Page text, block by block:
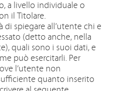
a livello individuale o
il Titolare.
di spiegare all’utente chi e
(detto anche, nella
quali sono i suoi dati, e
può esercitarli. Per
l’utente non
quanto inserito